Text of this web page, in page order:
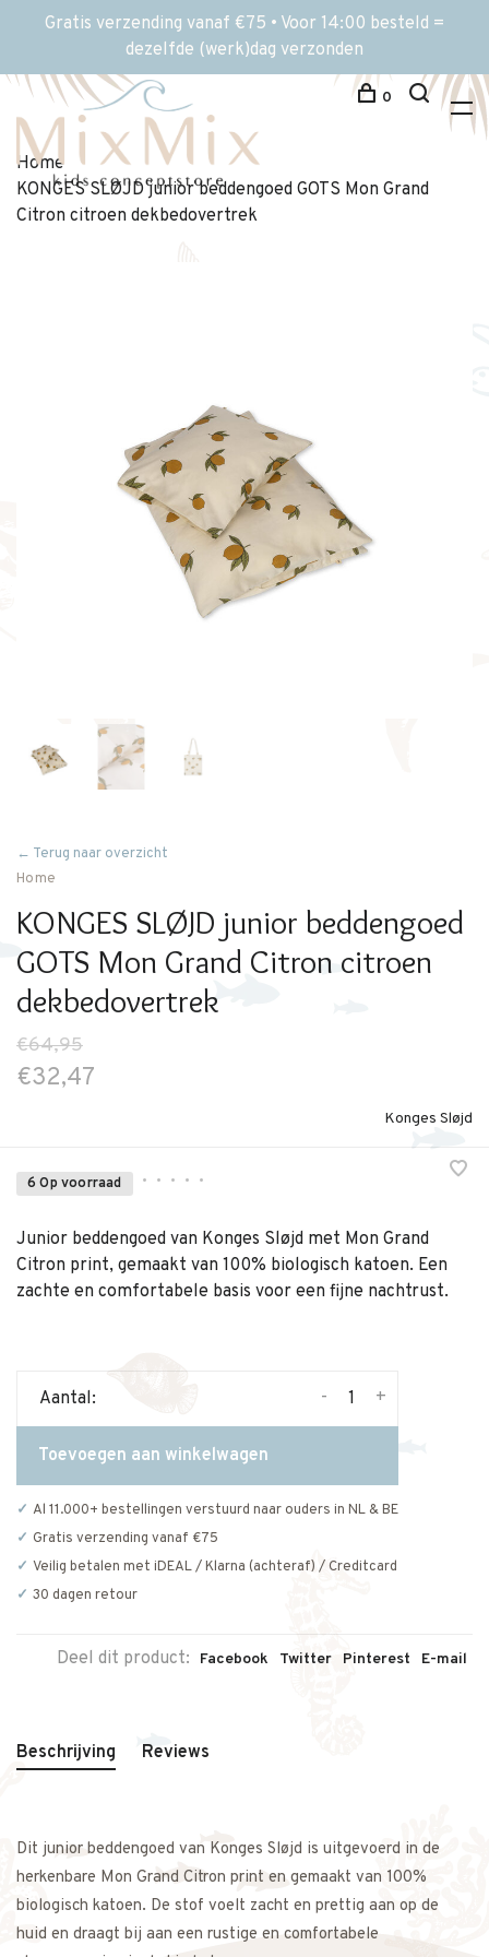
Gratis verzending vanaf €75 • Voor 14:00 besteld =
dezelfde (werk)dag verzonden
0
Home
KONGES SLØJD junior beddengoed GOTS Mon Grand
Citron citroen dekbedovertrek
← Terug naar overzicht
Home
KONGES SLØJD junior beddengoed
GOTS Mon Grand Citron citroen
dekbedovertrek
€64,95
€32,47
Konges Sløjd
6 Op voorraad • • • • •
Junior beddengoed van Konges Sløjd met Mon Grand
Citron print, gemaakt van 100% biologisch katoen. Een
zachte en comfortabele basis voor een fijne nachtrust.
Aantal: +
-
Toevoegen aan winkelwagen
Al 11.000+ bestellingen verstuurd naar ouders in NL & BE
Gratis verzending vanaf €75
Veilig betalen met iDEAL / Klarna (achteraf) / Creditcard
30 dagen retour
Deel dit product: Facebook Twitter Pinterest E-mail
Beschrijving Reviews
Dit junior beddengoed van Konges Sløjd is uitgevoerd in de
herkenbare Mon Grand Citron print en gemaakt van 100%
biologisch katoen. De stof voelt zacht en prettig aan op de
huid en draagt bij aan een rustige en comfortabele